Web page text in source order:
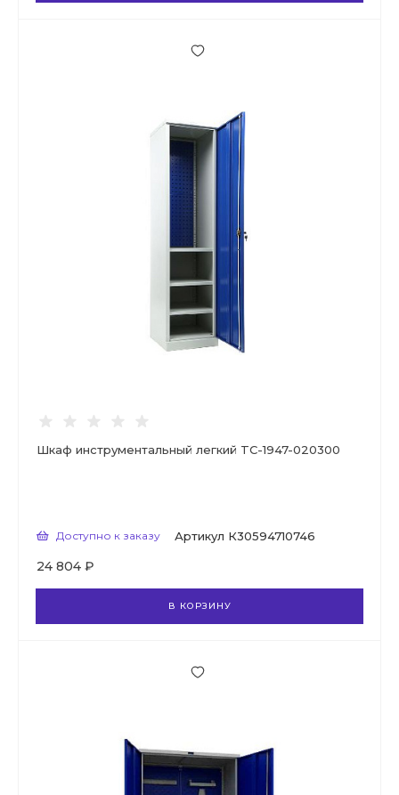
Шкаф инструментальный легкий TC-1947-020300
Доступно к заказу Артикул К30594710746
24 804 ₽
В КОРЗИНУ